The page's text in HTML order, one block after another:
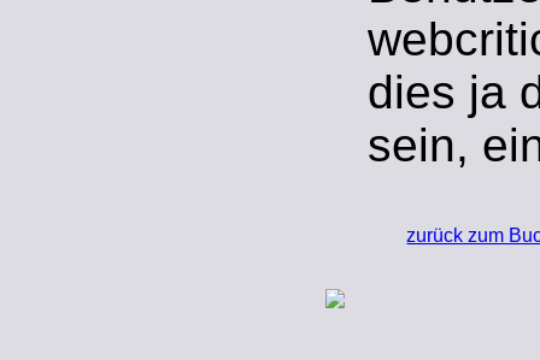
dies ja
sein,
zurück zum